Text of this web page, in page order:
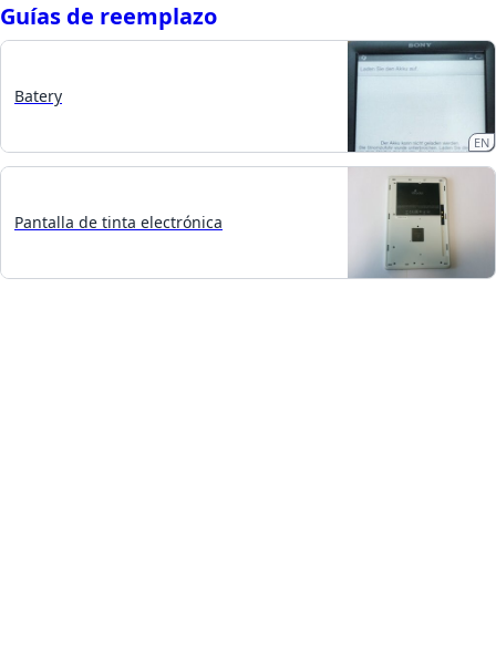
Guías de reemplazo
Batery
EN
Pantalla de tinta electrónica